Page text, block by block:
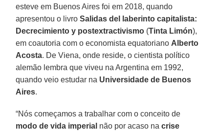
esteve em Buenos Aires foi em 2018, quando
apresentou o livroSalidas del laberinto capitalista:
Decrecimiento y postextractivismo (Tinta Limón),
em coautoria com o economista equatoriano Alberto
Acosta. De Viena, onde reside, o cientista político
alemão lembra que viveu na Argentina em 1992,
quando veio estudar na Universidade de Buenos
Aires.
“Nós começamos a trabalhar com o conceito de
modo de vida imperial não por acaso nacrise